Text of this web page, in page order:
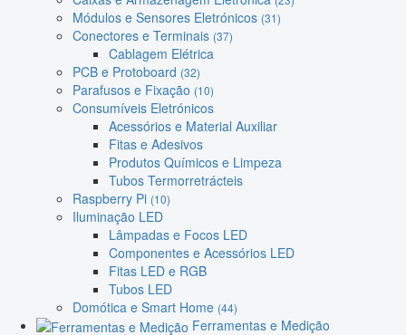
Módulos e Sensores Eletrónicos (31)
Conectores e Terminais (37)
Cablagem Elétrica
PCB e Protoboard (32)
Parafusos e Fixação (10)
Consumíveis Eletrónicos
Acessórios e Material Auxiliar
Fitas e Adesivos
Produtos Químicos e Limpeza
Tubos Termorretrácteis
Raspberry Pi (10)
Iluminação LED
Lâmpadas e Focos LED
Componentes e Acessórios LED
Fitas LED e RGB
Tubos LED
Domótica e Smart Home (44)
Ferramentas e Medição